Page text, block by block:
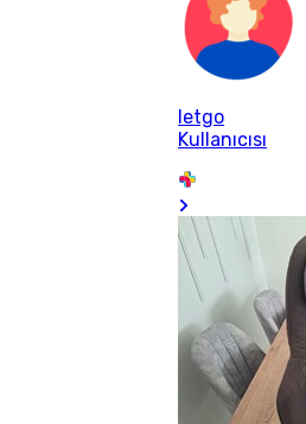
letgo
Kullanıcısı